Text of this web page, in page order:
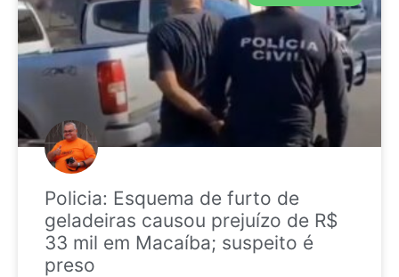
Policia: Esquema de furto de
geladeiras causou prejuízo de R$
33 mil em Macaíba; suspeito é
preso